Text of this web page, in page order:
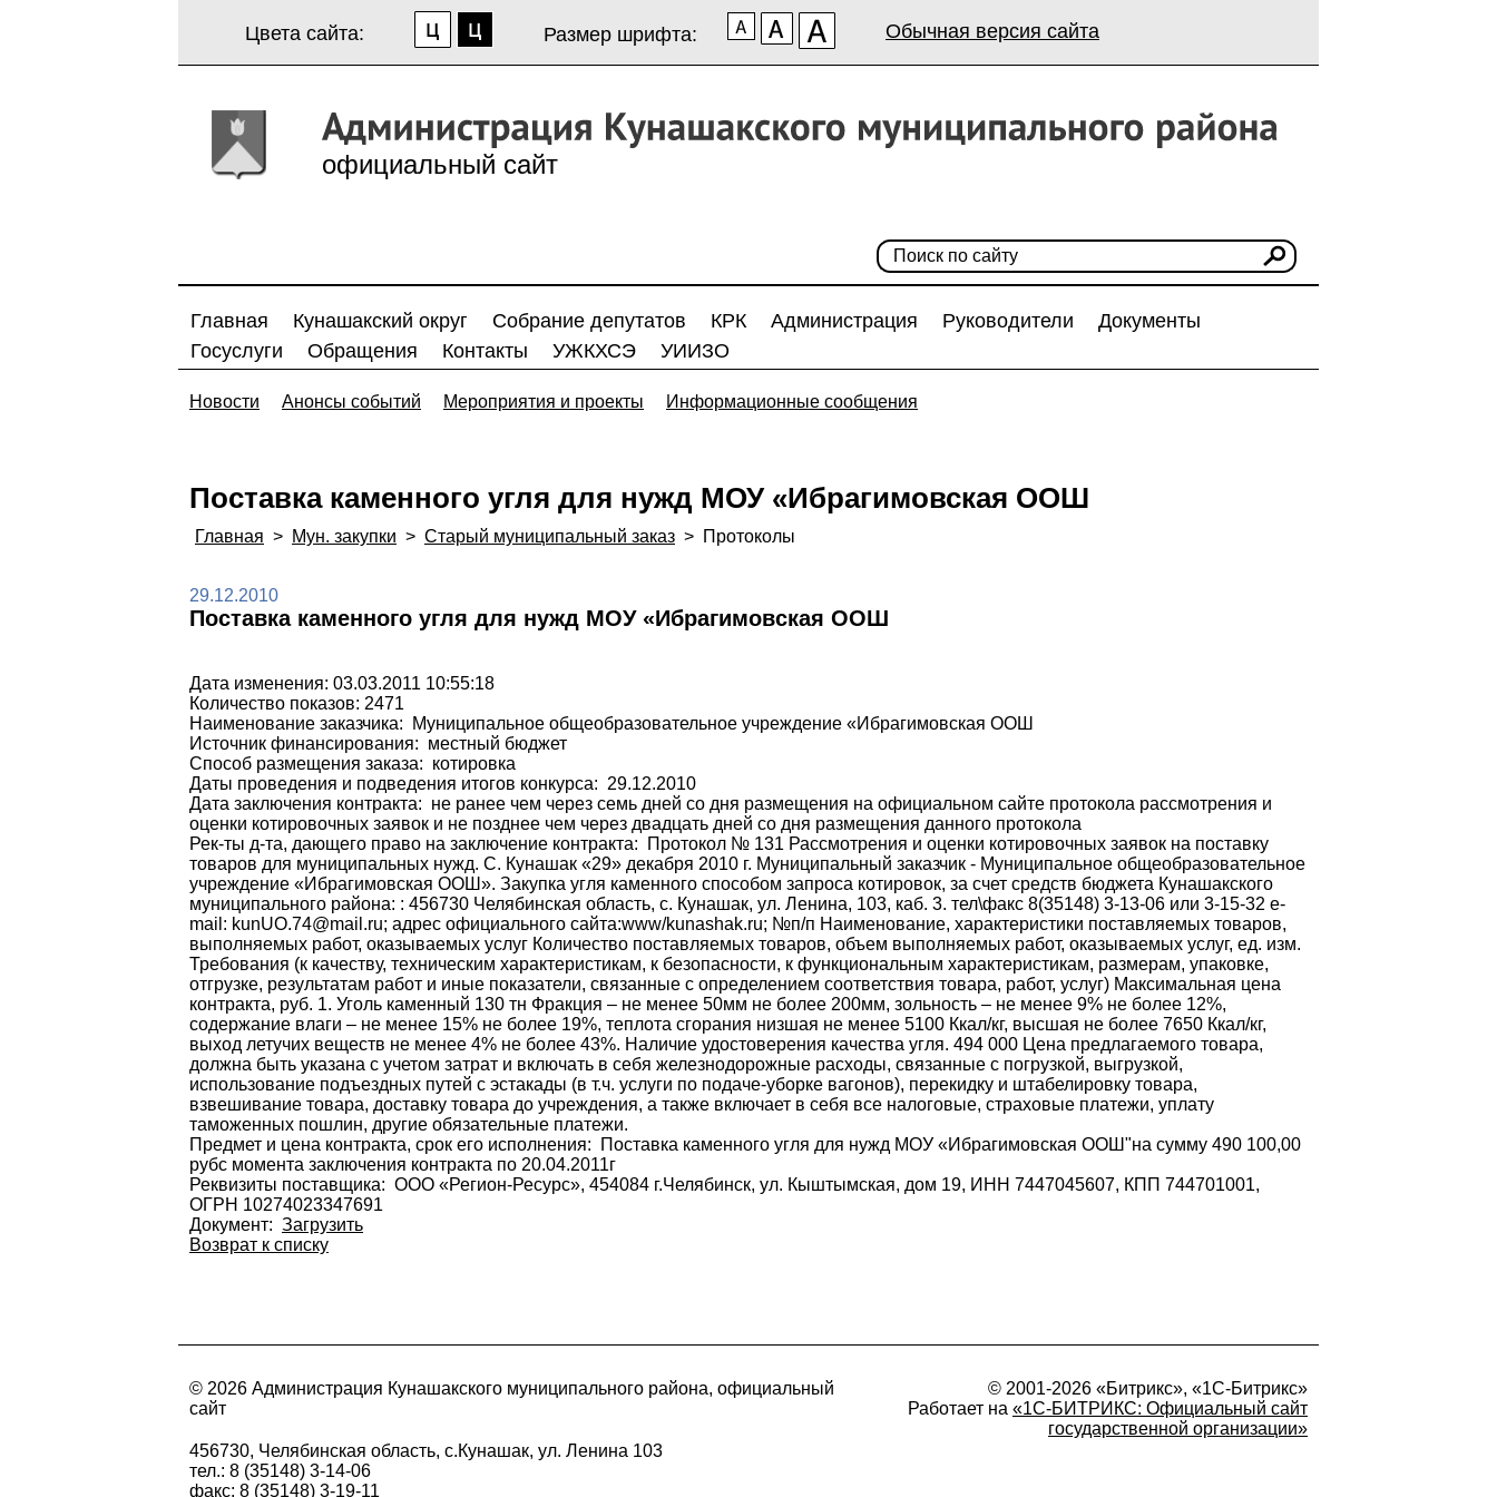
Цвета сайта: Размер шрифта: Обычная версия сайта
официальный сайт
Главная Кунашакский округ Собрание депутатов КРК Администрация Руководители
Документы
Госуслуги
Обращения Контакты УЖКХСЭ УИИЗО
Новости Анонсы событий Мероприятия и проекты Информационные сообщения
Поставка каменного угля для нужд МОУ «Ибрагимовская ООШ
Главная > Мун. закупки > Старый муниципальный заказ > Протоколы
29.12.2010
Поставка каменного угля для нужд МОУ «Ибрагимовская ООШ
Дата изменения: 03.03.2011 10:55:18
Количество показов: 2471
Наименование заказчика: Муниципальное общеобразовательное учреждение «Ибрагимовская ООШ
Источник финансирования: местный бюджет
Способ размещения заказа: котировка
Даты проведения и подведения итогов конкурса: 29.12.2010
Дата заключения контракта: не ранее чем через семь дней со дня размещения на официальном сайте протокола рассмотрения и
оценки котировочных заявок и не позднее чем через двадцать дней со дня размещения данного протокола
Рек-ты д-та, дающего право на заключение контракта: Протокол № 131 Рассмотрения и оценки котировочных заявок на поставку
товаров для муниципальных нужд. С. Кунашак «29» декабря 2010 г. Муниципальный заказчик - Муниципальное общеобразовательное
учреждение «Ибрагимовская ООШ». Закупка угля каменного способом запроса котировок, за счет средств бюджета Кунашакского
муниципального района: : 456730 Челябинская область, с. Кунашак, ул. Ленина, 103, каб. 3. тел\факс 8(35148) 3-13-06 или 3-15-32 e-
mail: kunUO.74@mail.ru; адрес официального сайта:www/kunashak.ru; №п/п Наименование, характеристики поставляемых товаров,
выполняемых работ, оказываемых услуг Количество поставляемых товаров, объем выполняемых работ, оказываемых услуг, ед. изм.
Требования (к качеству, техническим характеристикам, к безопасности, к функциональным характеристикам, размерам, упаковке,
отгрузке, результатам работ и иные показатели, связанные с определением соответствия товара, работ, услуг) Максимальная цена
контракта, руб. 1. Уголь каменный 130 тн Фракция – не менее 50мм не более 200мм, зольность – не менее 9% не более 12%,
содержание влаги – не менее 15% не более 19%, теплота сгорания низшая не менее 5100 Ккал/кг, высшая не более 7650 Ккал/кг,
выход летучих веществ не менее 4% не более 43%. Наличие удостоверения качества угля. 494 000 Цена предлагаемого товара,
должна быть указана с учетом затрат и включать в себя железнодорожные расходы, связанные с погрузкой, выгрузкой,
использование подъездных путей с эстакады (в т.ч. услуги по подаче-уборке вагонов), перекидку и штабелировку товара,
взвешивание товара, доставку товара до учреждения, а также включает в себя все налоговые, страховые платежи, уплату
таможенных пошлин, другие обязательные платежи.
Предмет и цена контракта, срок его исполнения: Поставка каменного угля для нужд МОУ «Ибрагимовская ООШ"на сумму 490 100,00
рубс момента заключения контракта по 20.04.2011г
Реквизиты поставщика: ООО «Регион-Ресурс», 454084 г.Челябинск, ул. Кыштымская, дом 19, ИНН 7447045607, КПП 744701001,
ОГРН 10274023347691
Документ: Загрузить
Возврат к списку
© 2026 Администрация Кунашакского муниципального района, официальный
сайт
456730, Челябинская область, с.Кунашак, ул. Ленина 103
тел.: 8 (35148) 3-14-06
факс: 8 (35148) 3-19-11
© 2001-2026 «Битрикс», «1С-Битрикс»
Работает на «1С-БИТРИКС: Официальный сайт
государственной организации»